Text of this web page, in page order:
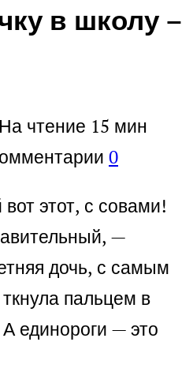
в школу –
На чтение 15 мин
0
этот, с совами!
—
дочь, с самым
пальцем в
единороги — это